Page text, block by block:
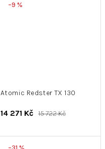
–9 %
Atomic Redster TX 130
14 271 Kč 15 722 Kč